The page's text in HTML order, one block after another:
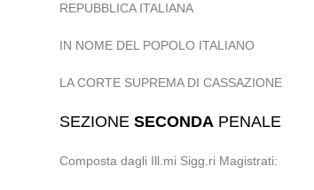
REPUBBLICA ITALIANA
IN NOME DEL POPOLO ITALIANO
LA CORTE SUPREMA DI CASSAZIONE
SEZIONESECONDA PENALE
Composta dagli Ill.mi Sigg.ri Magistrati: